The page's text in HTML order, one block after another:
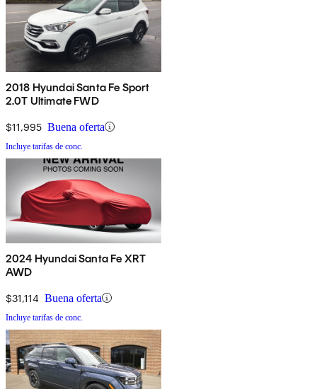
2018 Hyundai Santa Fe Sport
2.0T Ultimate FWD
$11,995 Buena oferta
Incluye tarifas de conc.
2024 Hyundai Santa Fe XRT
AWD
$31,114 Buena oferta
Incluye tarifas de conc.